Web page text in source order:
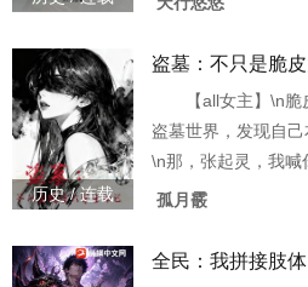
双。 在众人嘲笑中
容，让村花、校花
登门；村民太穷？
厂，横扫行业大鳄
历史 / 连载
盗墓：不只是脆
【all女主】\n
盗墓世界，发现自
\n那，张起灵，我喊
起灵小叔，拜黑瞎
的话语，但总会陪
孤月霰
全民：我拼接肢